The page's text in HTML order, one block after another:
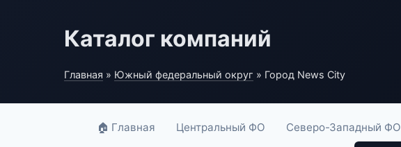
Каталог компаний
Главная » Южный федеральный округ » Город News City
🏠 Главная Центральный ФО Северо-Западный ФО